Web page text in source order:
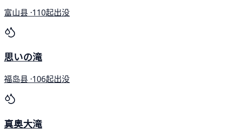
富山县 ·110起出没
思いの滝
福岛县 ·106起出没
真奥大滝